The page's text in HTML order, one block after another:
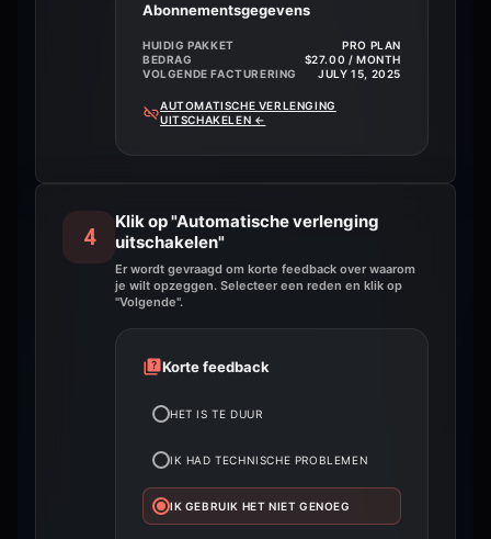
Abonnementsgegevens
HUIDIG PAKKET
PRO PLAN
BEDRAG
$27.00 / MONTH
VOLGENDE FACTURERING
JULY 15, 2025
AUTOMATISCHE VERLENGING
UITSCHAKELEN ←
4
Klik op "Automatische verlenging
uitschakelen"
Er wordt gevraagd om korte feedback over waarom
je wilt opzeggen. Selecteer een reden en klik op
"Volgende".
Korte feedback
HET IS TE DUUR
IK HAD TECHNISCHE PROBLEMEN
IK GEBRUIK HET NIET GENOEG